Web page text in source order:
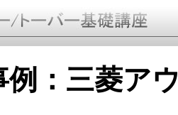
例：三菱ア